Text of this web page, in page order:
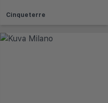
Cinqueterre